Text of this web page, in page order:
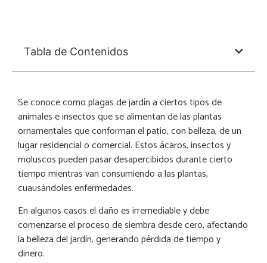
Tabla de Contenidos
Se conoce como plagas de jardín a ciertos tipos de
animales e insectos que se alimentan de las plantas
ornamentales que conforman el patio, con belleza, de un
lugar residencial o comercial. Estos ácaros, insectos y
moluscos pueden pasar desapercibidos durante cierto
tiempo mientras van consumiendo a las plantas,
cuausándoles enfermedades.
En algunos casos el daño es irremediable y debe
comenzarse el proceso de siembra desde cero, afectando
la belleza del jardín, generando pérdida de tiempo y
dinero.